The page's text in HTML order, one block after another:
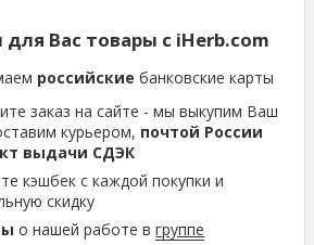
Вас товары с iHerb.com
российские банковские карты
заказ на сайте - мы выкупим Ваш
курьером, почтой России
выдачи СДЭК
кэшбек с каждой покупки и
скидку
о нашей работе вгруппе